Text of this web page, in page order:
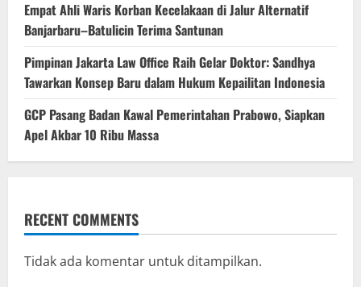
Empat Ahli Waris Korban Kecelakaan di Jalur Alternatif
Banjarbaru–Batulicin Terima Santunan
Pimpinan Jakarta Law Office Raih Gelar Doktor: Sandhya
Tawarkan Konsep Baru dalam Hukum Kepailitan Indonesia
‎GCP Pasang Badan Kawal Pemerintahan Prabowo, Siapkan
Apel Akbar 10 Ribu Massa
RECENT COMMENTS
Tidak ada komentar untuk ditampilkan.